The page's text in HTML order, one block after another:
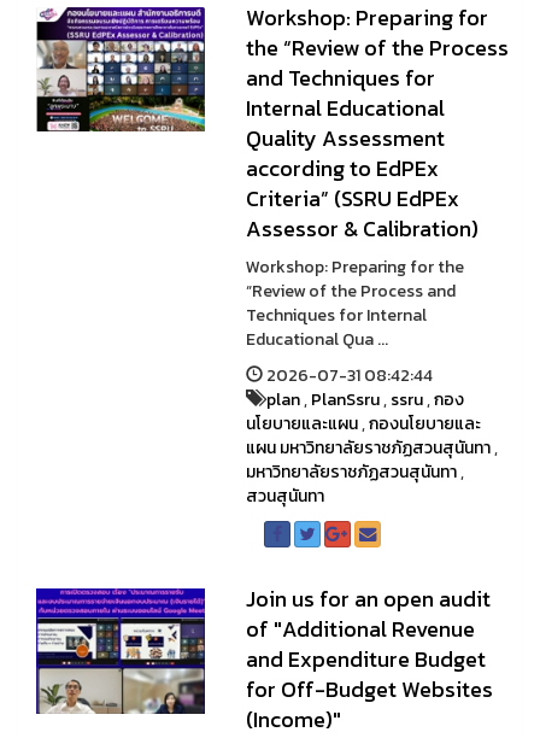
Workshop: Preparing for
the “Review of the Process
and Techniques for
Internal Educational
Quality Assessment
according to EdPEx
Criteria” (SSRU EdPEx
Assessor & Calibration)
Workshop: Preparing for the
“Review of the Process and
Techniques for Internal
Educational Qua ...
2026-07-31 08:42:44
plan,PlanSsru,ssru,กอง
นโยบายและแผน,กองนโยบายและ
แผน มหาวิทยาลัยราชภัฏสวนสุนันทา,
มหาวิทยาลัยราชภัฏสวนสุนันทา,
สวนสุนันทา
Join us for an open audit
of "Additional Revenue
and Expenditure Budget
for Off-Budget Websites
(Income)"